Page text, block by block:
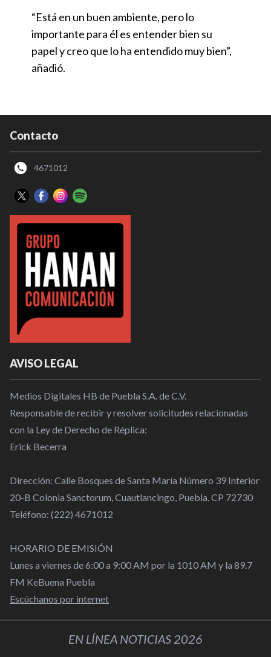
“Está en un buen ambiente, pero lo
importante para él es entender bien su
papel y creo que lo ha entendido muy bien”,
añadió.
Contacto
4671012
AVISO LEGAL
Medios Digitales HB de Puebla S.A. de C.V.
Responsable de recibir y resolver solicitudes relacionadas
con la Ley de Derecho de Réplica:
Erick Becerra
Dirección: Calle Bosques de Santa María Número 39 Interior
20-B Colonia Sanctorum, Cuautlancingo, Puebla, CP 72730
Teléfono: (222) 4671012
HORARIO DE EMISIÓN
Lunes a viernes de 6:00 a 9:00 AM por la 1010 AM y la 89.7
FM KeBuena Puebla
Escúchanos por internet
EN LÍNEA NOTICIAS 2026